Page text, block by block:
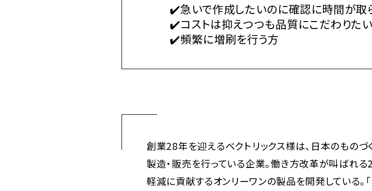
急いで作成したいのに確認に時間が取
コストは抑えつつも品質にこだわりた
頻繁に増刷を行う方
創業28年を迎えるベクトリックス様は、日本のもの
製造・販売を行っている企業。働き方改革が叫ばれ
軽減に貢献するオンリーワンの製品を開発している。